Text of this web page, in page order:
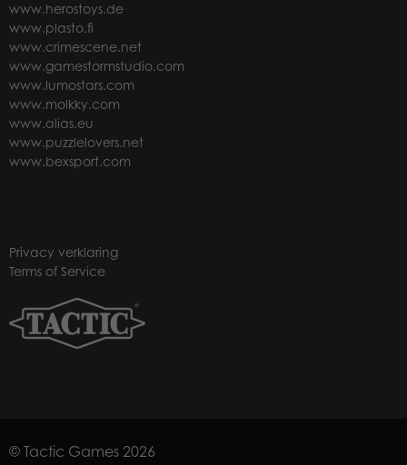
www.herostoys.de
www.plasto.fi
www.crimescene.net
www.gamestormstudio.com
www.lumostars.com
www.molkky.com
www.alias.eu
www.puzzlelovers.net
www.bexsport.com
Privacy verklaring
Terms of Service
© Tactic Games 2026